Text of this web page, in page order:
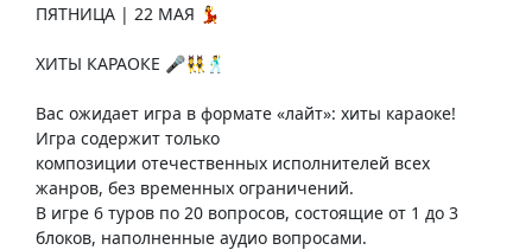
ПЯТНИЦА | 22 МАЯ 💃
ХИТЫ КАРАОКЕ 🎤👯🕺
Вас ожидает игра в формате «лайт»: хиты караоке!
Игра содержит только
композиции отечественных исполнителей всех
жанров, без временных ограничений.
В игре 6 туров по 20 вопросов, состоящие от 1 до 3
блоков, наполненные аудио вопросами.